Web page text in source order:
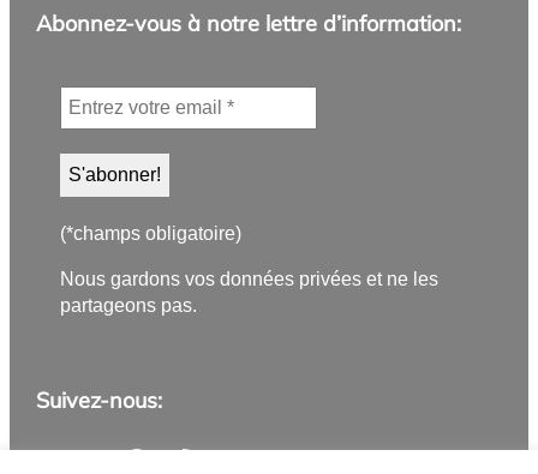
Abonnez-vous à notre lettre d’information:
(*champs obligatoire)
Nous gardons vos données privées et ne les
partageons pas.
Suivez-nous:
Application PanneauPocket
Lettre d'information
Instagram
Facebook
YouTube
Flux RSS